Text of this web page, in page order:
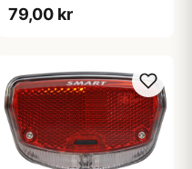
79,00 kr